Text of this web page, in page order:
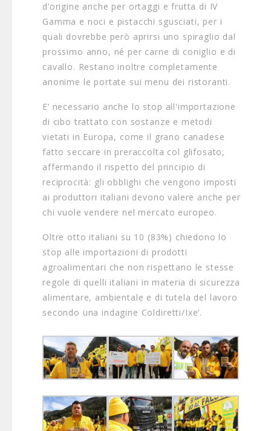
d’origine anche per ortaggi e frutta di IV
Gamma e noci e pistacchi sgusciati, per i
quali dovrebbe però aprirsi uno spiraglio dal
prossimo anno, né per carne di coniglio e di
cavallo. Restano inoltre completamente
anonime le portate sui menu dei ristoranti.
E’ necessario anche lo stop all'importazione
di cibo trattato con sostanze e metodi
vietati in Europa, come il grano canadese
fatto seccare in preraccolta col glifosato,
affermando il rispetto del principio di
reciprocità: gli obblighi che vengono imposti
ai produttori italiani devono valere anche per
chi vuole vendere nel mercato europeo.
Oltre otto italiani su 10 (83%) chiedono lo
stop alle importazioni di prodotti
agroalimentari che non rispettano le stesse
regole di quelli italiani in materia di sicurezza
alimentare, ambientale e di tutela del lavoro
secondo una indagine Coldiretti/Ixe’.